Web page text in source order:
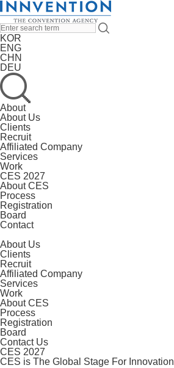
KOR
ENG
CHN
DEU
About
About Us
Clients
Recruit
Affiliated Company
Services
Work
CES 2027
About CES
Process
Registration
Board
Contact
About Us
Clients
Recruit
Affiliated Company
Services
Work
About CES
Process
Registration
Board
Contact Us
CES 2027
CES is The Global Stage For Innovation